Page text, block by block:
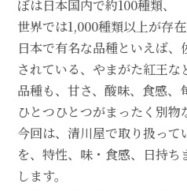
ぼは日本国内で約100種類、
世界では1,000種類以上が存
日本で有名な品種といえば
されている、やまがた紅王
品種も、甘さ、酸味、食感、
ひとつひとつがまったく別物
今回は、清川屋で取り扱っ
を、特性、味・食感、日持
します。